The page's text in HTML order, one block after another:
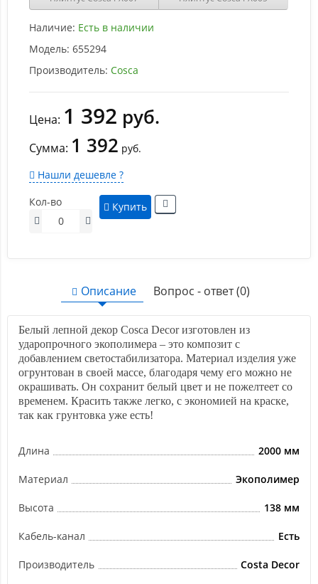
Наличие: Есть в наличии
Модель: 655294
Производитель: Cosca
Цена: 1 392 руб.
Сумма: 1 392 руб.
Нашли дешевле ?
Кол-во
Купить
Описание Вопрос - ответ (0)
Белый лепной декор Cosca Decor изготовлен из
ударопрочного экополимера – это композит с
добавлением светостабилизатора. Материал изделия уже
огрунтован в своей массе, благодаря чему его можно не
окрашивать. Он сохранит белый цвет и не пожелтеет со
временем. Красить также легко, с экономией на краске,
так как грунтовка уже есть!
Длина 2000 мм
Материал Экополимер
Высота 138 мм
Кабель-канал Есть
Производитель Costa Decor